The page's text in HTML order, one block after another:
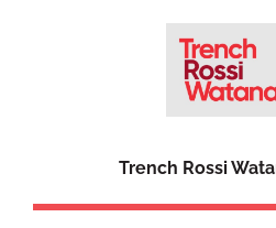
Trench Rossi